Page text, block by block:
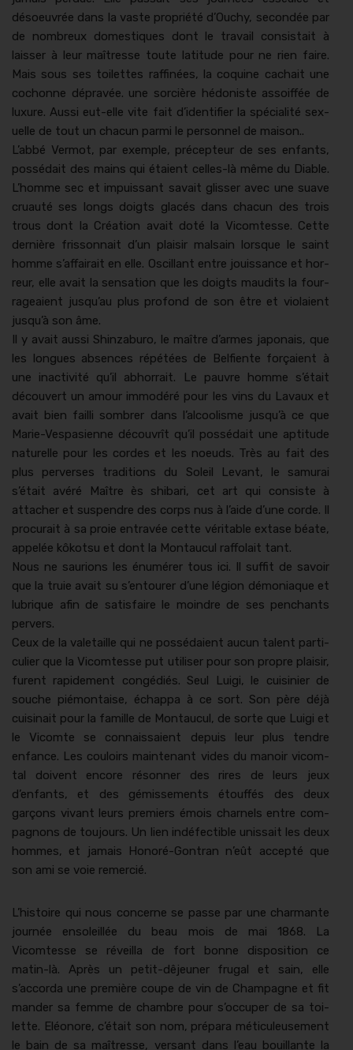
désoeu­vrée dans la vaste pro­priété d’Ouchy, sec­ondée par
de nom­breux domes­tiques dont le tra­vail con­sis­tait à
laiss­er à leur maîtresse toute lat­i­tude pour ne rien faire.
Mais sous ses toi­lettes raf­finées, la coquine cachait une
cochonne dépravée. une sor­cière hédon­iste assoif­fée de
lux­u­re. Aus­si eut-elle vite fait d’identifier la spé­cial­ité sex­
uelle de tout un cha­cun par­mi le per­son­nel de mai­son..
L’abbé Ver­mot, par exem­ple, pré­cep­teur de ses enfants,
pos­sé­dait des mains qui étaient celles-là même du Dia­ble.
L’homme sec et impuis­sant savait gliss­er avec une suave
cru­auté ses longs doigts glacés dans cha­cun des trois
trous dont la Créa­tion avait doté la Vicomtesse. Cette
dernière fris­son­nait d’un plaisir mal­sain lorsque le saint
homme s’affairait en elle. Oscil­lant entre jouis­sance et hor­
reur, elle avait la sen­sa­tion que les doigts mau­dits la four­
rageaient jusqu’au plus pro­fond de son être et vio­laient
jusqu’à son âme.
Il y avait aus­si Shin­z­aburo, le maître d’armes japon­ais, que
les longues absences répétées de Belfiente forçaient à
une inac­tiv­ité qu’il abhor­rait. Le pau­vre homme s’était
décou­vert un amour immod­éré pour les vins du Lavaux et
avait bien fail­li som­br­er dans l’alcoolisme jusqu’à ce que
Marie-Ves­pasi­enne décou­vrît qu’il pos­sé­dait une apti­tude
naturelle pour les cordes et les noeuds. Très au fait des
plus per­vers­es tra­di­tions du Soleil Lev­ant, le samu­rai
s’était avéré Maître ès shibari, cet art qui con­siste à
attach­er et sus­pendre des corps nus à l’aide d’une corde. Il
procu­rait à sa proie entravée cette véri­ta­ble extase béate,
appelée kôkot­su et dont la Mon­tau­cul raf­fo­lait tant.
Nous ne sauri­ons les énumér­er tous ici. Il suf­fit de savoir
que la tru­ie avait su s’entourer d’une légion démo­ni­aque et
lubrique afin de sat­is­faire le moin­dre de ses pen­chants
per­vers.
Ceux de la vale­taille qui ne pos­sé­daient aucun tal­ent par­ti­
c­uli­er que la Vicomtesse put utilis­er pour son pro­pre plaisir,
furent rapi­de­ment con­gédiés. Seul Lui­gi, le cuisinier de
souche pié­mon­taise, échap­pa à ce sort. Son père déjà
cuisi­nait pour la famille de Mon­tau­cul, de sorte que Lui­gi et
le Vicomte se con­nais­saient depuis leur plus ten­dre
enfance. Les couloirs main­tenant vides du manoir vicom­
tal doivent encore réson­ner des rires de leurs jeux
d’enfants, et des gémisse­ments étouf­fés des deux
garçons vivant leurs pre­miers émois char­nels entre com­
pagnons de tou­jours. Un lien indé­fectible unis­sait les deux
hommes, et jamais Hon­oré-Gontran n’eût accep­té que
son ami se voie remercié.
L’histoire qui nous con­cerne se passe par une char­mante
journée ensoleil­lée du beau mois de mai 1868. La
Vicomtesse se réveil­la de fort bonne dis­po­si­tion ce
matin-là. Après un petit-dêje­uner fru­gal et sain, elle
s’accorda une pre­mière coupe de vin de Cham­pagne et fit
man­der sa femme de cham­bre pour s’occuper de sa toi­
lette. Eléonore, c’était son nom, pré­para métic­uleuse­ment
le bain de sa maîtresse, ver­sant dans l’eau bouil­lante la